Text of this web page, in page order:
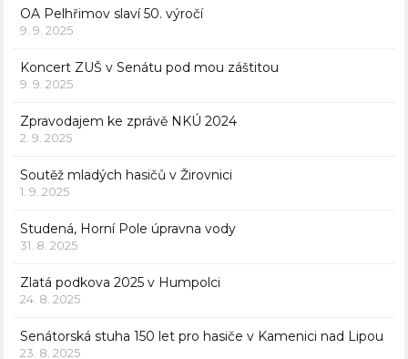
OA Pelhřimov slaví 50. výročí
9. 9. 2025
Koncert ZUŠ v Senátu pod mou záštitou
9. 9. 2025
Zpravodajem ke zprávě NKÚ 2024
2. 9. 2025
Soutěž mladých hasičů v Žirovnici
1. 9. 2025
Studená, Horní Pole úpravna vody
31. 8. 2025
Zlatá podkova 2025 v Humpolci
24. 8. 2025
Senátorská stuha 150 let pro hasiče v Kamenici nad Lipou
23. 8. 2025